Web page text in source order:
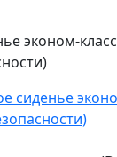
эконом-